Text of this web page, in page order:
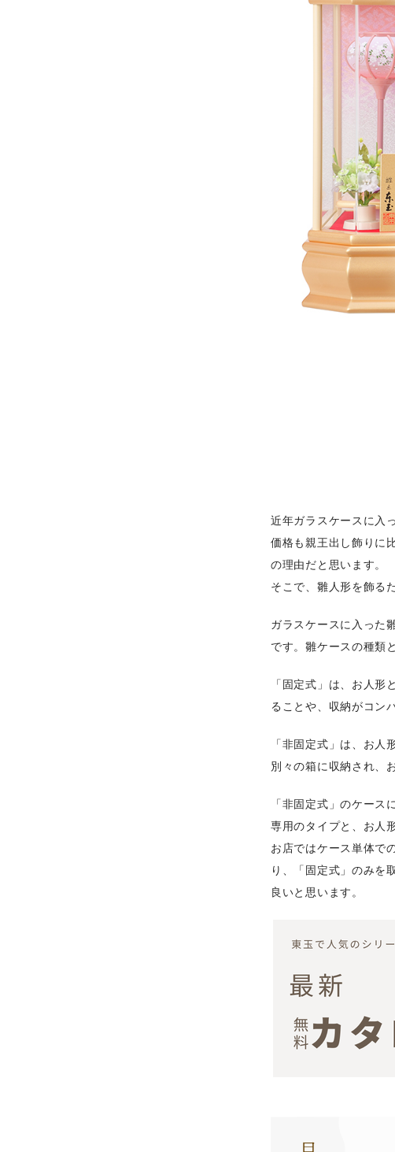
近年ガラスケースに入
価格も親王出し飾りに
の理由だと思います。
そこで、雛人形を飾る
ガラスケースに入った
です。雛ケースの種類
「固定式」は、お人
ることや、収納がコン
「非固定式」は、お
別々の箱に収納され、
「非固定式」のケー
専用のタイプと、お人
お店ではケース単体で
り、「固定式」のみを
良いと思います。